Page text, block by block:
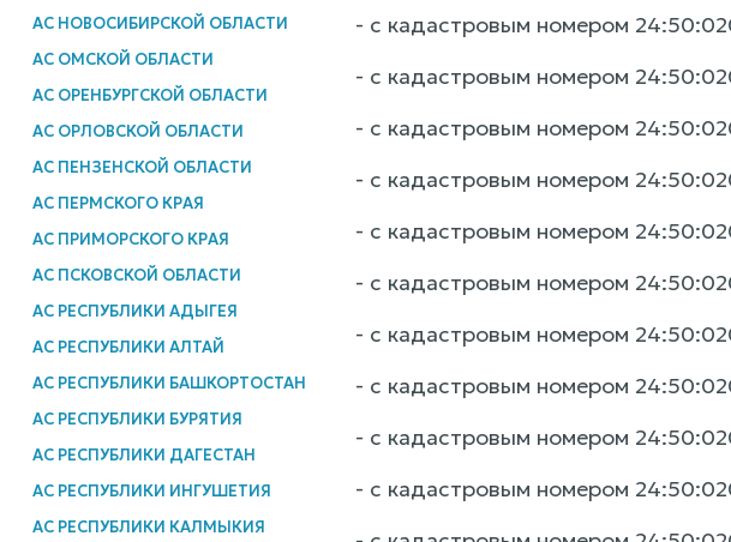
АС НОВОСИБИРСКОЙ ОБЛАСТИ
АС ОМСКОЙ ОБЛАСТИ
АС ОРЕНБУРГСКОЙ ОБЛАСТИ
АС ОРЛОВСКОЙ ОБЛАСТИ
АС ПЕНЗЕНСКОЙ ОБЛАСТИ
АС ПЕРМСКОГО КРАЯ
АС ПРИМОРСКОГО КРАЯ
АС ПСКОВСКОЙ ОБЛАСТИ
АС РЕСПУБЛИКИ АДЫГЕЯ
АС РЕСПУБЛИКИ АЛТАЙ
АС РЕСПУБЛИКИ БАШКОРТОСТАН
АС РЕСПУБЛИКИ БУРЯТИЯ
АС РЕСПУБЛИКИ ДАГЕСТАН
АС РЕСПУБЛИКИ ИНГУШЕТИЯ
АС РЕСПУБЛИКИ КАЛМЫКИЯ
- с кадастровым номером
- с кадастровым номером
- с кадастровым номером
- с кадастровым номером
- с кадастровым номером
- с кадастровым номером
- с кадастровым номером
- с кадастровым номером
- с кадастровым номером
- с кадастровым номером